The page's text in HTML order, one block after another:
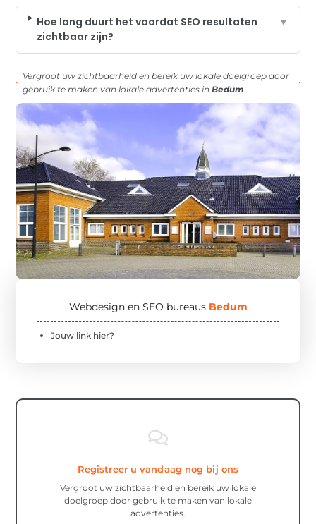
Hoe lang duurt het voordat SEO resultaten
zichtbaar zijn?
▼
Vergroot uw zichtbaarheid en bereik uw lokale doelgroep door
gebruik te maken van lokale advertenties inBedum
Webdesign en SEO bureaus Bedum
Jouw link hier?
Registreer u vandaag nog bij ons
Vergroot uw zichtbaarheid en bereik uw lokale
doelgroep door gebruik te maken van lokale
advertenties.